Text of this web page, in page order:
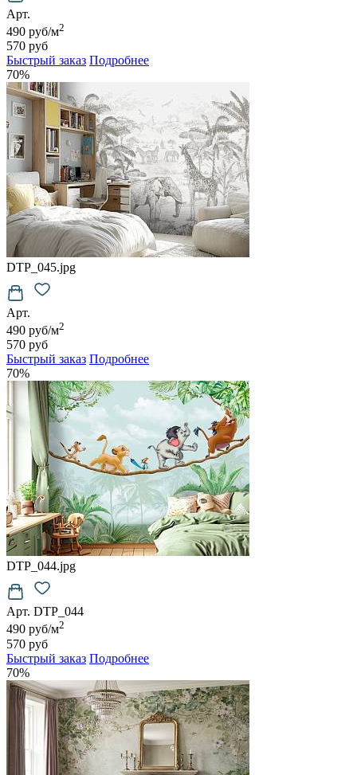
Арт.
490 руб/м2
570 руб
Быстрый заказ Подробнее
70%
DTP_045.jpg
Арт.
490 руб/м2
570 руб
Быстрый заказ Подробнее
70%
DTP_044.jpg
Арт. DTP_044
490 руб/м2
570 руб
Быстрый заказ Подробнее
70%